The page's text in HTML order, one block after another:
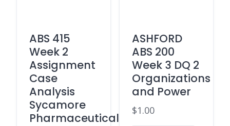
ABS 415
Week 2
Assignment
Case
Analysis
Sycamore
Pharmaceuticals
ASHFORD
ABS 200
Week 3 DQ 2
Organizations
and Power
$1.00